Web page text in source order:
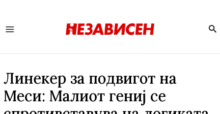
Линекер за подвигот на
Меси: Малиот гениј се